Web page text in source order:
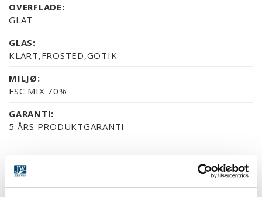
OVERFLADE:
GLAT
GLAS:
KLART,FROSTED,GOTIK
MILJØ:
FSC MIX 70%
GARANTI:
5 ÅRS PRODUKTGARANTI
OVERFLADER (5)